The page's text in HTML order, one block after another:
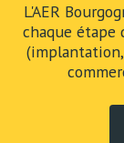
L'AER
chaque étape